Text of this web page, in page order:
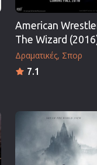
Θρησκευτικές
Θρίλερ
Καταστροφής
American
The Wizard
Δραματικές Σπορ
7.1